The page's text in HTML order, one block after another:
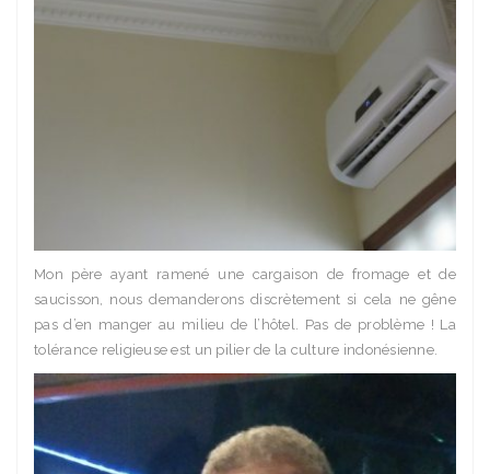
Mon père ayant ramené une cargaison de fromage et de
saucisson, nous demanderons discrètement si cela ne gêne
pas d’en manger au milieu de l’hôtel. Pas de problème ! La
tolérance religieuse est un pilier de la culture indonésienne.